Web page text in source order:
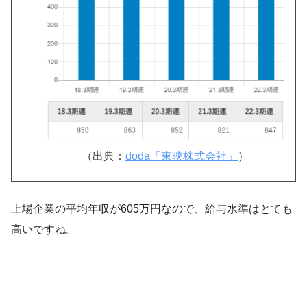
（出典： doda「東映株式会社」 ）
上場企業の平均年収が605万円なので、給与水準はとても
高いですね。